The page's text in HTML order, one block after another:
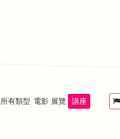
所有類型 電影 展覽 講座